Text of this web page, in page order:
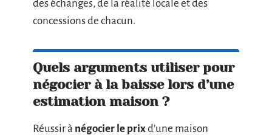
des échanges, de la réalité locale et des
concessions de chacun.
Quels arguments utiliser pour
négocier à la baisse lors d’une
estimation maison ?
Réussir à négocier le prixd’une maison